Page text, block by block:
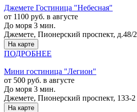
Джемете Гостиница "Небесная"
от 1100 руб. в августе
До моря 3 мин.
Джемете, Пионерский проспект, д.48/2
На карте
ПОДРОБНЕЕ
Мини гостиница "Легион"
от 500 руб. в августе
До моря 3 мин.
Джемете, Пионерский проспект, 133-2
На карте